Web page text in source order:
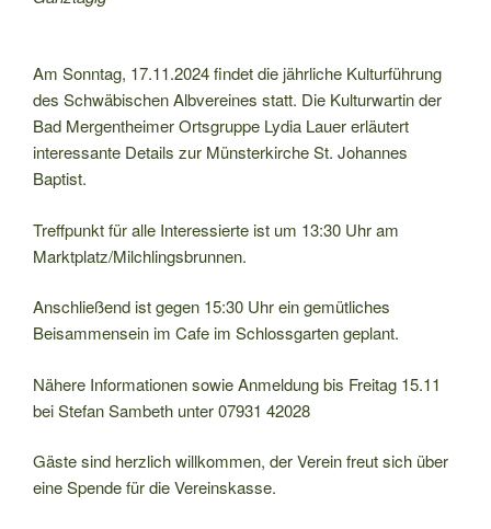
Am Sonntag, 17.11.2024 findet die jährliche Kulturführung
des Schwäbischen Albvereines statt. Die Kulturwartin der
Bad Mergentheimer Ortsgruppe Lydia Lauer erläutert
interessante Details zur Münsterkirche St. Johannes
Baptist.
Treffpunkt für alle Interessierte ist um 13:30 Uhr am
Marktplatz/Milchlingsbrunnen.
Anschließend ist gegen 15:30 Uhr ein gemütliches
Beisammensein im Cafe im Schlossgarten geplant.
Nähere Informationen sowie Anmeldung bis Freitag 15.11
bei Stefan Sambeth unter 07931 42028
Gäste sind herzlich willkommen, der Verein freut sich über
eine Spende für die Vereinskasse.